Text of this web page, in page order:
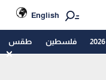
English
فلسطين طقس